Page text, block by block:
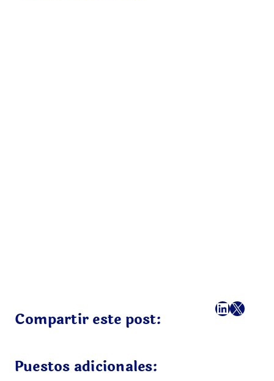
Compartir este post:
Facebook
LinkedIn
X
Puestos adicionales: